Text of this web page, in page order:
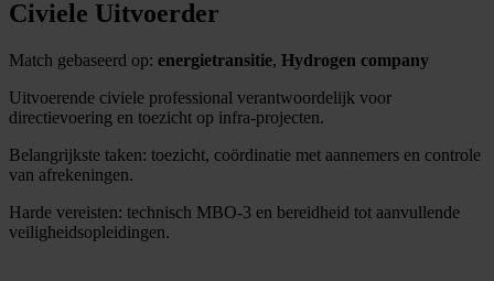
Civiele Uitvoerder
Match gebaseerd op: energietransitie, Hydrogen company
Uitvoerende civiele professional verantwoordelijk voor
directievoering en toezicht op infra-projecten.
Belangrijkste taken: toezicht, coördinatie met aannemers en controle
van afrekeningen.
Harde vereisten: technisch MBO-3 en bereidheid tot aanvullende
veiligheidsopleidingen.